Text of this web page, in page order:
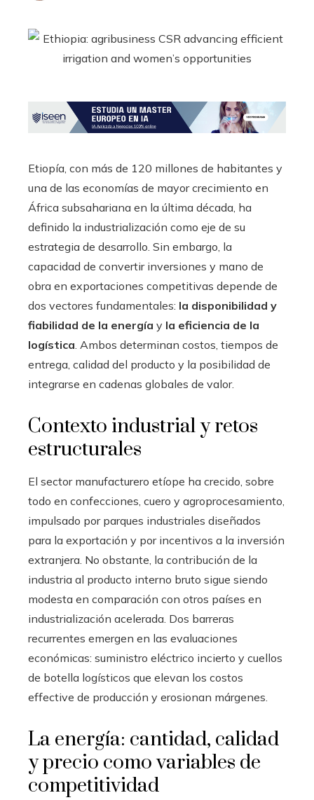
Etiopía, con más de 120 millones de habitantes y
una de las economías de mayor crecimiento en
África subsahariana en la última década, ha
definido la industrialización como eje de su
estrategia de desarrollo. Sin embargo, la
capacidad de convertir inversiones y mano de
obra en exportaciones competitivas depende de
dos vectores fundamentales: la disponibilidad y
fiabilidad de la energía y la eficiencia de la
logística. Ambos determinan costos, tiempos de
entrega, calidad del producto y la posibilidad de
integrarse en cadenas globales de valor.
Contexto industrial y retos
estructurales
El sector manufacturero etíope ha crecido, sobre
todo en confecciones, cuero y agroprocesamiento,
impulsado por parques industriales diseñados
para la exportación y por incentivos a la inversión
extranjera. No obstante, la contribución de la
industria al producto interno bruto sigue siendo
modesta en comparación con otros países en
industrialización acelerada. Dos barreras
recurrentes emergen en las evaluaciones
económicas: suministro eléctrico incierto y cuellos
de botella logísticos que elevan los costos
effective de producción y erosionan márgenes.
La energía: cantidad, calidad
y precio como variables de
competitividad